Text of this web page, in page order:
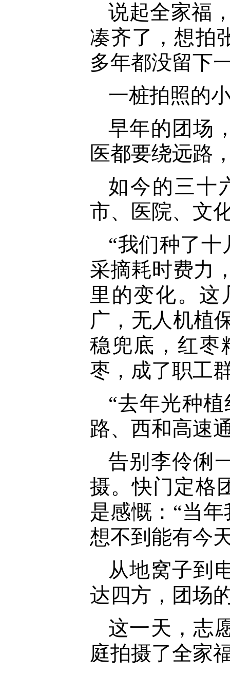
说起全家福
凑齐了，想拍
多年都没留下
一桩拍照的
早年的团场
医都要绕远路
如今的三十
市、医院、文
“我们种了
采摘耗时费力
里的变化。
广，无人机植
稳兜底，红枣
枣，成了职工
“去年光种
路、西和高速
告别李伶俐
摄。快门定格
是感慨：“当
想不到能有今
从地窝子到
达四方，团场
这一天，志
庭拍摄了全家